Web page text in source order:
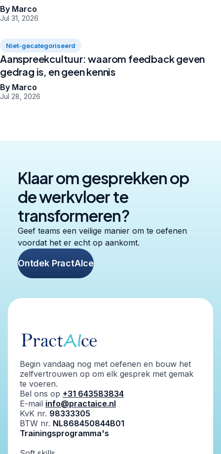
By Marco
Jul 31, 2026
Niet-gecategoriseerd
Aanspreekcultuur: waarom feedback geven
gedrag is, en geen kennis
By Marco
Jul 28, 2026
Klaar om gesprekken op
de werkvloer te
transformeren?
Geef teams een veilige manier om te oefenen
voordat het er echt op aankomt.
Ontdek PractAIce
Begin vandaag nog met oefenen en bouw het
zelfvertrouwen op om elk gesprek met gemak
te voeren.
Bel ons op +31 643583834
E-mail info@practaice.nl
KvK nr. 98333305
BTW nr. NL868450844B01
Trainingsprogramma's